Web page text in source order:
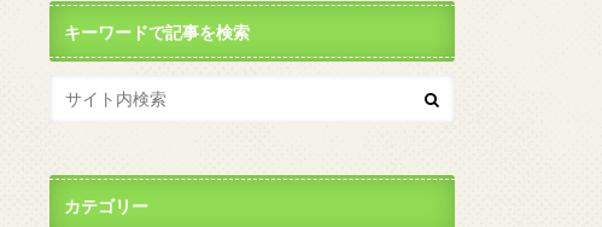
キーワードで記事を検索
カテゴリー